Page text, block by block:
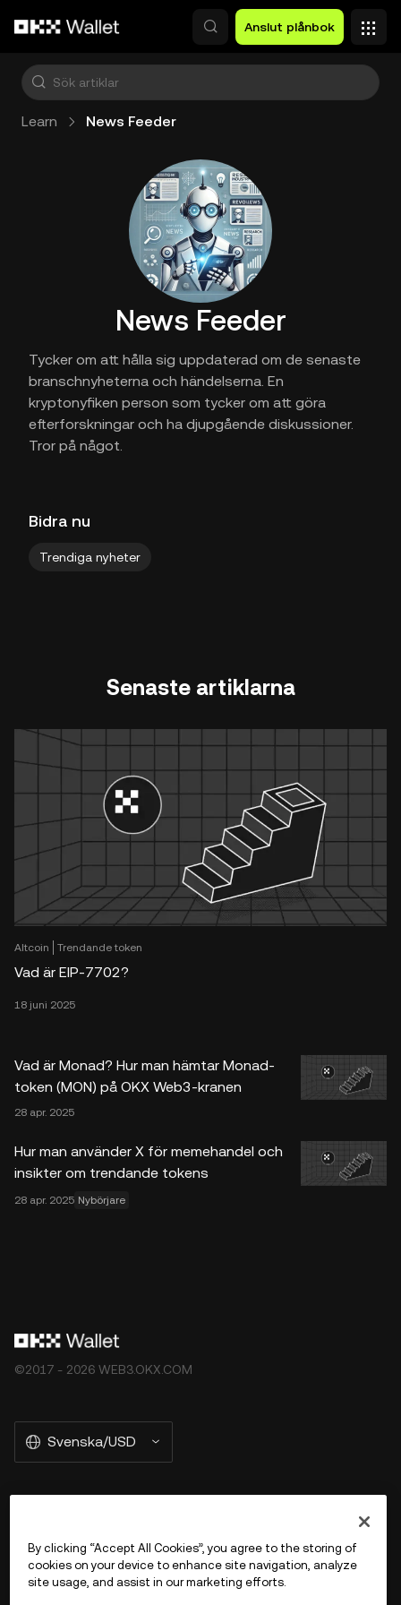
Anslut plånbok
Learn News Feeder
News Feeder
Tycker om att hålla sig uppdaterad om de senaste
branschnyheterna och händelserna. En
kryptonyfiken person som tycker om att göra
efterforskningar och ha djupgående diskussioner.
Tror på något.
Bidra nu
Trendiga nyheter
Senaste artiklarna
Altcoin Trendande token
Vad är EIP-7702?
18 juni 2025
Vad är Monad? Hur man hämtar Monad-
token (MON) på OKX Web3-kranen
28 apr. 2025
Hur man använder X för memehandel och
insikter om trendande tokens
28 apr. 2025 Nybörjare
©2017 - 2026 WEB3.OKX.COM
Svenska/USD
Product
By clicking “Accept All Cookies”, you agree to the storing of
cookies on your device to enhance site navigation, analyze
site usage, and assist in our marketing efforts.